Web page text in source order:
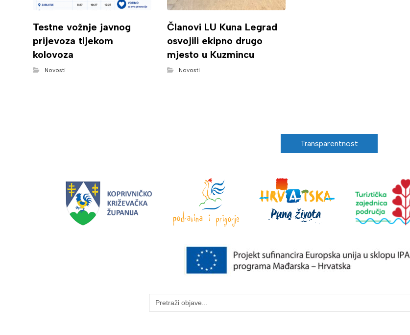
Testne vožnje javnog
prijevoza tijekom
kolovoza
Novosti
Članovi LU Kuna Legrad
osvojili ekipno drugo
mjesto u Kuzmincu
Novosti
Transparentnost
Search
for: